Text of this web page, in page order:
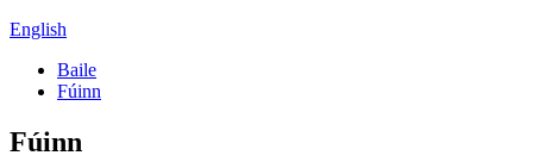
English
Baile
Fúinn
Fúinn